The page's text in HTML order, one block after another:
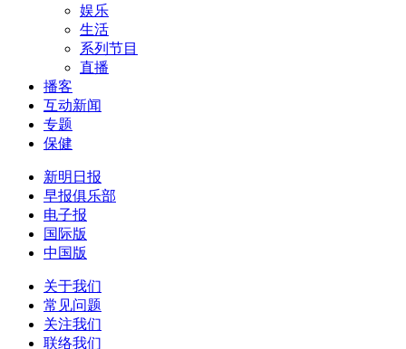
娱乐
生活
系列节目
直播
播客
互动新闻
专题
保健
新明日报
早报俱乐部
电子报
国际版
中国版
关于我们
常见问题
关注我们
联络我们